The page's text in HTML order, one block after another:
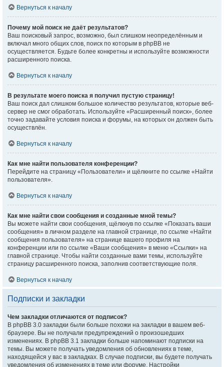
Вернуться к началу
Почему мой поиск не даёт результатов?
Ваш поисковый запрос, возможно, был слишком неопределённым и
включал много общих слов, поиск по которым в phpBB не
осуществляется. Будьте более конкретны и используйте возможности
расширенного поиска.
Вернуться к началу
В результате моего поиска я получил пустую страницу!
Ваш поиск дал слишком большое количество результатов, которые веб-
сервер не смог обработать. Используйте «Расширенный поиск», более
точно задавайте условия поиска и форумы, на которых он должен быть
осуществлён.
Вернуться к началу
Как мне найти пользователя конференции?
Перейдите на страницу «Пользователи» и щёлкните по ссылке «Найти
пользователя».
Вернуться к началу
Как мне найти свои сообщения и созданные мной темы?
Вы можете найти свои сообщения, щёлкнув по ссылке «Показать ваши
сообщения» в личном разделе на главной странице, по ссылке «Найти
сообщения пользователя» на странице вашего профиля на
конференции или по ссылке «Ваши сообщения» в меню «Ссылки» на
главной странице. Чтобы найти созданные вами темы, используйте
страницу расширенного поиска, заполнив соответствующие поля.
Вернуться к началу
Подписки и закладки
Чем закладки отличаются от подписок?
В phpBB 3.0 закладки были больше похожи на закладки в вашем веб-
браузере. Вы не получали предупреждений о произошедших
изменениях. В phpBB 3.1 закладки больше напоминают подписки на
темы. Вы можете получать уведомления об обновлениях в теме,
находящейся у вас в закладках. В случае подписки, вы будете получать
уведомления об изменениях в теме или форуме. Настройки